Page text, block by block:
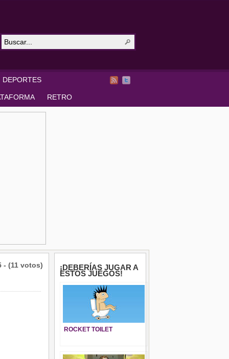
DEPORTES
RETRO
- (11 votos) ¡DEBERÍAS JUGAR A
ESTOS JUEGOS!
ROCKET TOILET